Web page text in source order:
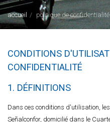
accueil politique de confidentialité
CONDITIONS
CONFIDENTIALITÉ
1. DÉFINITIONS
Dans ces conditions d'utilisation,
Señalconfor, domicilié dans le